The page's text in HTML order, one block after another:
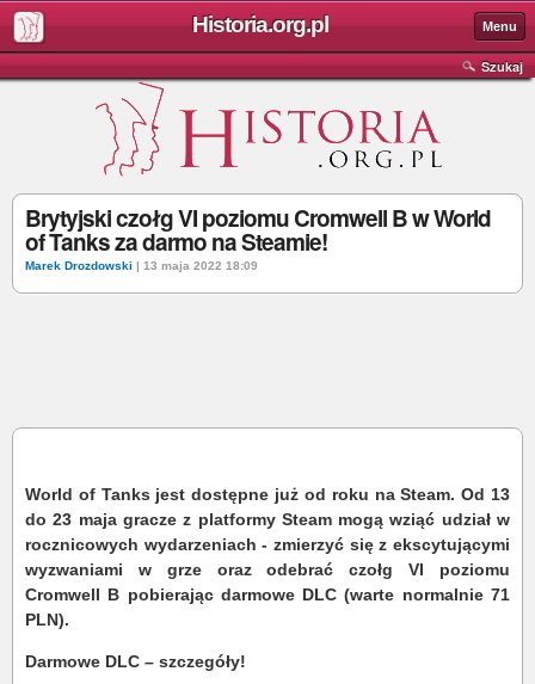
Historia.org.pl Menu
Szukaj
Brytyjski czołg VI poziomu Cromwell B w World
of Tanks za darmo na Steamie!
Marek Drozdowski | 13 maja 2022 18:09
World of Tanks jest dostępne już od roku na Steam. Od 13
do 23 maja gracze z platformy Steam mogą wziąć udział w
rocznicowych wydarzeniach - zmierzyć się z ekscytującymi
wyzwaniami w grze oraz odebrać czołg VI poziomu
Cromwell B pobierając darmowe DLC (warte normalnie 71
PLN).
Darmowe DLC – szczegóły!